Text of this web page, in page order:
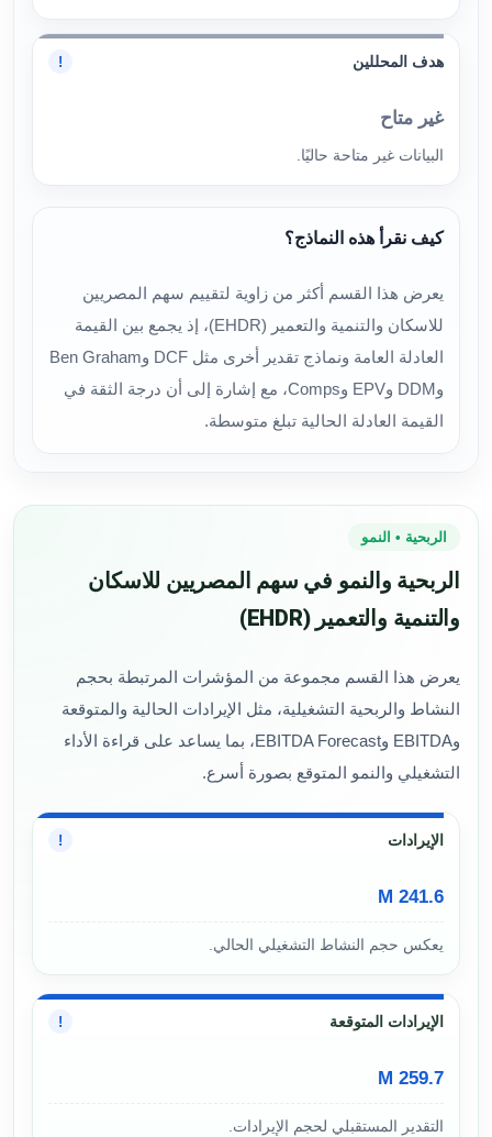
هدف المحللين !
غير متاح
البيانات غير متاحة حاليًا.
كيف نقرأ هذه النماذج؟
يعرض هذا القسم أكثر من زاوية لتقييم سهم المصريين
للاسكان والتنمية والتعمير (EHDR)، إذ يجمع بين القيمة
العادلة العامة ونماذج تقدير أخرى مثل DCF وBen Graham
وDDM وEPV وComps، مع إشارة إلى أن درجة الثقة في
القيمة العادلة الحالية تبلغ متوسطة.
الربحية • النمو
الربحية والنمو في سهم المصريين للاسكان
والتنمية والتعمير (EHDR)
يعرض هذا القسم مجموعة من المؤشرات المرتبطة بحجم
النشاط والربحية التشغيلية، مثل الإيرادات الحالية والمتوقعة
وEBITDA وEBITDA Forecast، بما يساعد على قراءة الأداء
التشغيلي والنمو المتوقع بصورة أسرع.
الإيرادات !
241.6 M
يعكس حجم النشاط التشغيلي الحالي.
الإيرادات المتوقعة !
259.7 M
التقدير المستقبلي لحجم الإيرادات.